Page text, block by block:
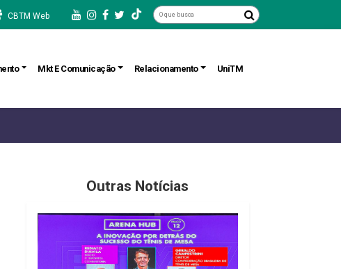
CBTM Web
Mkt E Comunicação Relacionamento UniTM
Outras Notícias